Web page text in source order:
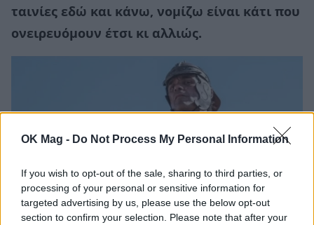
OK Mag - Do Not Process My Personal Information
If you wish to opt-out of the sale, sharing to third parties, or
processing of your personal or sensitive information for
targeted advertising by us, please use the below opt-out
section to confirm your selection. Please note that after your
ταινίες εδώ και κάνω, νομίζω είναι κάτι που
ονειρευόμουν έτσι κι αλλιώς.